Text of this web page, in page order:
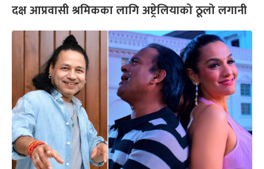
दक्ष आप्रवासी श्रमिकका लागि अष्ट्रेलियाको ठूलो लगानी